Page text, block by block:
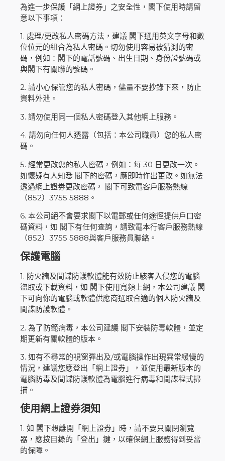
為進一步保護「網上證券」之安全性，閣下使用時請留
意以下事項：
1. 處理/更改私人密碼方法，建議 閣下選用英文字母和數
位位元的組合為私人密碼。切勿使用容易被猜測的密
碼，例如：閣下的電話號碼、出生日期、身份證號碼或
與閣下有關聯的號碼。
2. 請小心保管您的私人密碼，儘量不要抄錄下來，防止
資料外泄。
3. 請勿使用同一個私人密碼登入其他網上服務。
4. 請勿向任何人透露（包括：本公司職員）您的私人密
碼。
5. 經常更改您的私人密碼，例如：每 30 日更改一次。
如懷疑有人知悉 閣下的密碼，應即時作出更改。如無法
透過網上證劵更改密碼， 閣下可致電客戶服務熱線
（852）3755 5888。
6. 本公司絕不會要求閣下以電郵或任何途徑提供戶口密
碼資料，如 閣下有任何查詢，請致電本行客戶服務熱線
（852）3755 5888與客戶服務員聯絡。
保護電腦
1. 防火牆及間諜防護軟體能有效防止駭客入侵您的電腦
盜取或下載資料，如 閣下使用寬頻上網，本公司建議 閣
下可向你的電腦或軟體供應商選取合適的個人防火牆及
間諜防護軟體。
2. 為了防範病毒，本公司建議 閣下安裝防毒軟體，並定
期更新有關軟體的版本。
3. 如有不尋常的視窗彈出及/或電腦操作出現異常緩慢的
情況，建議您應登出「網上證券」，並使用最新版本的
電腦防毒及間諜防護軟體為電腦進行病毒和間諜程式掃
描。
使用網上證券須知
1. 如 閣下想離開「網上證券」時，請不要只關閉瀏覽
器，應按目錄的「登出」鍵，以確保網上服務得到妥當
的保障。